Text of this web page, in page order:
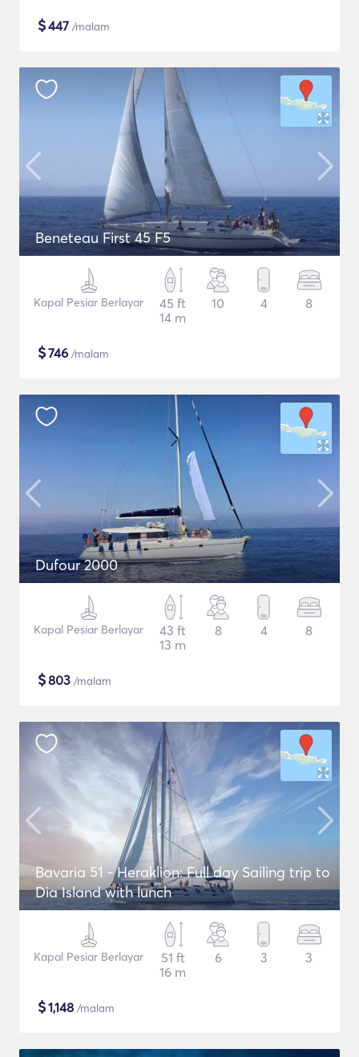
$447 /malam
Beneteau First 45 F5
Kapal Pesiar Berlayar
45 ft
14 m
10 4 8
$746 /malam
Dufour 2000
Kapal Pesiar Berlayar
43 ft
13 m
8 4 8
$803 /malam
Bavaria 51 - Heraklion: Full day Sailing trip to
Dia Island with lunch
Kapal Pesiar Berlayar
51 ft
16 m
6 3 3
$1,148 /malam